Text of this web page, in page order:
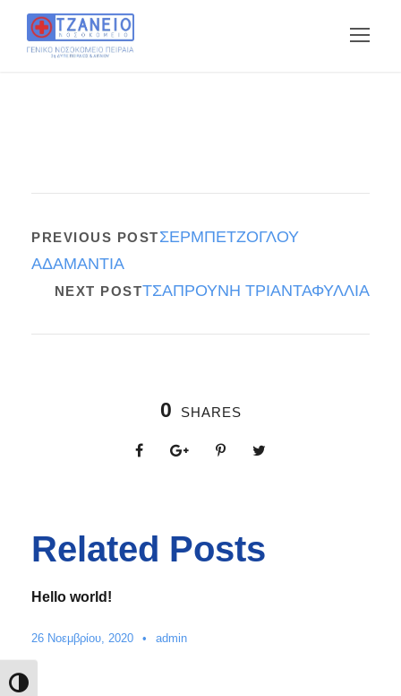
Εναλλαγή Υψηλής Αντίθεσης
PREVIOUS POSTΣΕΡΜΠΕΤΖΟΓΛΟΥ
ΑΔΑΜΑΝΤΙΑ
NEXT POSTΤΣΑΠΡΟΥΝΗ ΤΡΙΑΝΤΑΦΥΛΛΙΑ
0 SHARES
Related Posts
Hello world!
26 Νοεμβρίου, 2020 • admin